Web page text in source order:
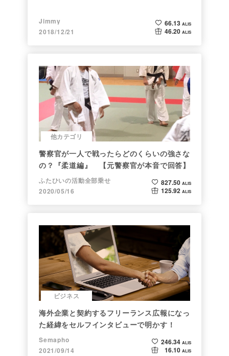
Jimmy
2018/12/21
66.13 ALIS
46.20 ALIS
他カテゴリ
警察官が一人で戦ったらどのくらいの強さな
の？『柔道編』 【元警察官が本音で回答】
ふたひいの活動全部乗せ
2020/05/16
827.50 ALIS
125.92 ALIS
ビジネス
海外企業と契約するフリーランス広報になっ
た経緯をセルフインタビューで明かす！
Semapho
2021/09/14
246.34 ALIS
16.10 ALIS